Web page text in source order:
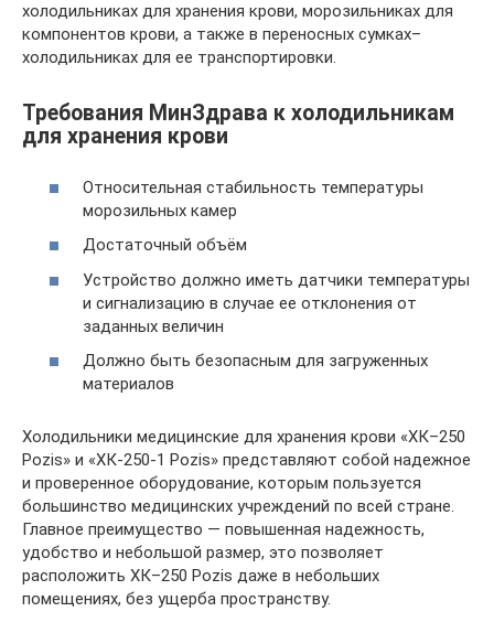
холодильниках для хранения крови, морозильниках для
компонентов крови, а также в переносных сумках–
холодильниках для ее транспортировки.
Требования МинЗдрава к холодильникам
для хранения крови
Относительная стабильность температуры
морозильных камер
Достаточный объём
Устройство должно иметь датчики температуры
и сигнализацию в случае ее отклонения от
заданных величин
Должно быть безопасным для загруженных
материалов
Холодильники медицинские для хранения крови «ХК–250
Pozis» и «ХК-250-1 Pozis» представляют собой надежное
и проверенное оборудование, которым пользуется
большинство медицинских учреждений по всей стране.
Главное преимущество — повышенная надежность,
удобство и небольшой размер, это позволяет
расположить ХК–250 Pozis даже в небольших
помещениях, без ущерба пространству.